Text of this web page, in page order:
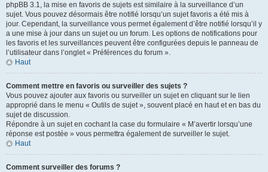
phpBB 3.1, la mise en favoris de sujets est similaire à la surveillance d’un
sujet. Vous pouvez désormais être notifié lorsqu’un sujet favoris a été mis à
jour. Cependant, la surveillance vous permet également d’être notifié lorsqu’il y
a une mise à jour dans un sujet ou un forum. Les options de notifications pour
les favoris et les surveillances peuvent être configurées depuis le panneau de
l’utilisateur dans l’onglet « Préférences du forum ».
Haut
Comment mettre en favoris ou surveiller des sujets ?
Vous pouvez ajouter aux favoris ou surveiller un sujet en cliquant sur le lien
approprié dans le menu « Outils de sujet », souvent placé en haut et en bas du
sujet de discussion.
Répondre à un sujet en cochant la case du formulaire « M’avertir lorsqu’une
réponse est postée » vous permettra également de surveiller le sujet.
Haut
Comment surveiller des forums ?